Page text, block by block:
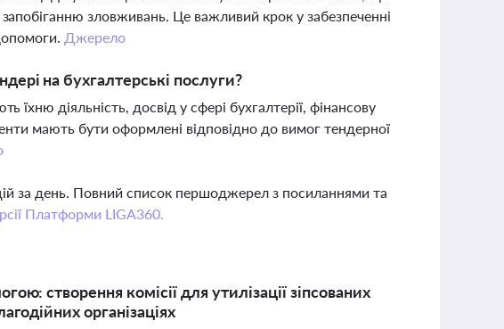
зловживань. Це важливий крок у забезпеченні
Джерело
на бухгалтерські послуги?
діяльність, досвід у сфері бухгалтерії, фінансову
мають бути оформлені відповідно до вимог тендерної
за день. Повний список першоджерел з посиланнями та
Платформи LIGA360.
створення комісії для утилізації зіпсованих
організаціях